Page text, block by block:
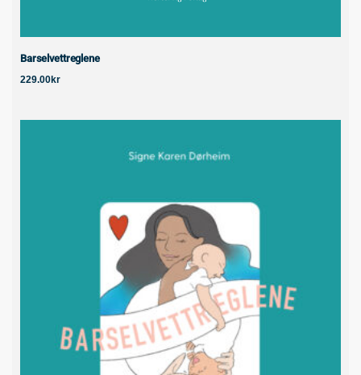
Barselvettreglene
229.00kr